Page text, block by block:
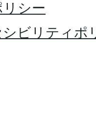
シー
ビリティポ